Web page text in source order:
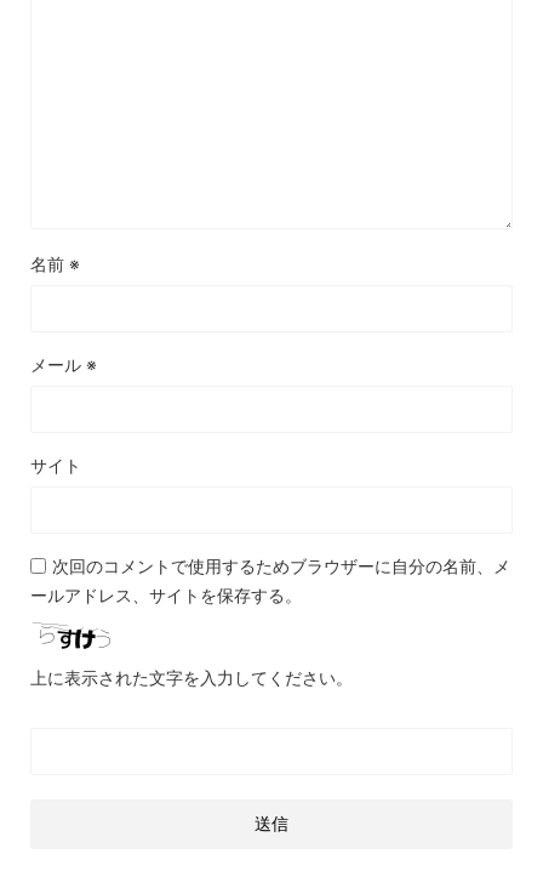
名前 ※
メール ※
サイト
次回のコメントで使用するためブラウザーに自分の名前、メ
ールアドレス、サイトを保存する。
上に表示された文字を入力してください。